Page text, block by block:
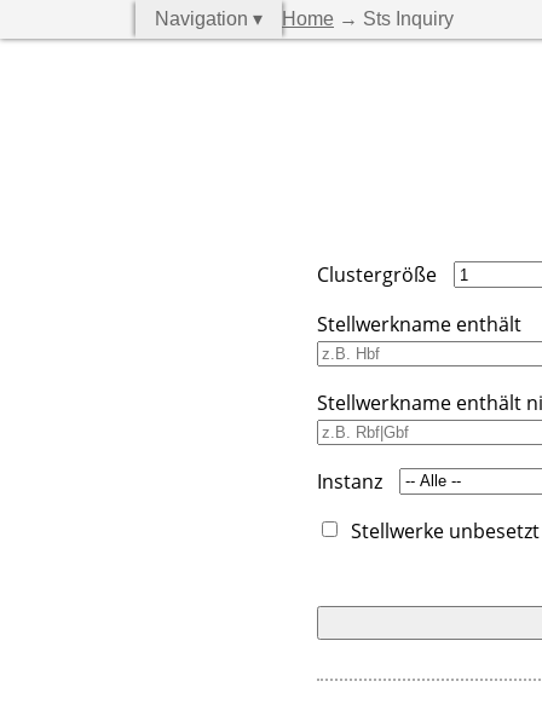
Navigation ▾ Home → Sts Inquiry
Clustergröße
Stellwerkname enthält
Stellwerkname enthält
Instanz
Stellwerke unbesetzt